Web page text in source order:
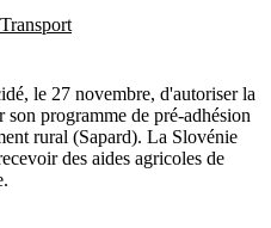
le 27 novembre, d'autoriser la
programme de pré-adhésion
rural (Sapard). La Slovénie
des aides agricoles de